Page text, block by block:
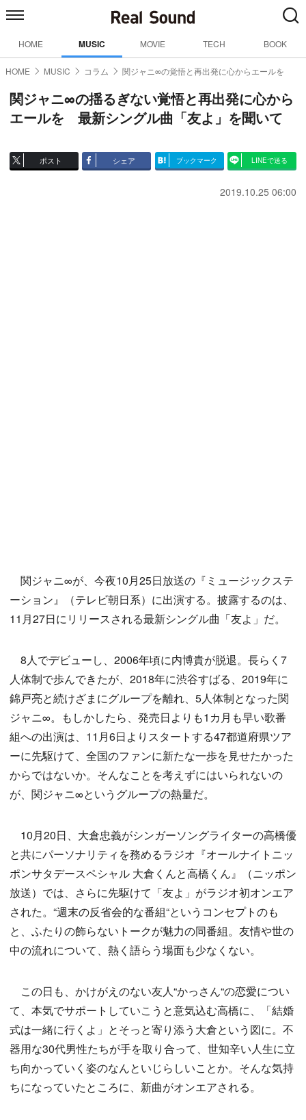
HOME MUSIC MOVIE TECH BOOK
HOME MUSIC コラム 関ジャニ∞の覚悟と再出発に心からエールを
関ジャニ∞の揺るぎない覚悟と再出発に心から
エールを 最新シングル曲「友よ」を聞いて
ポスト シェア ブックマーク LINEで送る
2019.10.25 06:00
関ジャニ∞が、今夜10月25日放送の『ミュージックステ
ーション』（テレビ朝日系）に出演する。披露するのは、
11月27日にリリースされる最新シングル曲「友よ」だ。
8人でデビューし、2006年頃に内博貴が脱退。長らく7
人体制で歩んできたが、2018年に渋谷すばる、2019年に
錦戸亮と続けざまにグループを離れ、5人体制となった関
ジャニ∞。もしかしたら、発売日よりも1カ月も早い歌番
組への出演は、11月6日よりスタートする47都道府県ツア
ーに先駆けて、全国のファンに新たな一歩を見せたかった
からではないか。そんなことを考えずにはいられないの
が、関ジャニ∞というグループの熱量だ。
10月20日、大倉忠義がシンガーソングライターの高橋優
と共にパーソナリティを務めるラジオ『オールナイトニッ
ポンサタデースペシャル 大倉くんと高橋くん』（ニッポン
放送）では、さらに先駆けて「友よ」がラジオ初オンエア
された。“週末の反省会的な番組“というコンセプトのも
と、ふたりの飾らないトークが魅力の同番組。友情や世の
中の流れについて、熱く語らう場面も少なくない。
この日も、かけがえのない友人“かっさん“の恋愛につい
て、本気でサポートしていこうと意気込む高橋に、「結婚
式は一緒に行くよ」とそっと寄り添う大倉という図に。不
器用な30代男性たちが手を取り合って、世知辛い人生に立
ち向かっていく姿のなんといじらしいことか。そんな気持
ちになっていたところに、新曲がオンエアされる。